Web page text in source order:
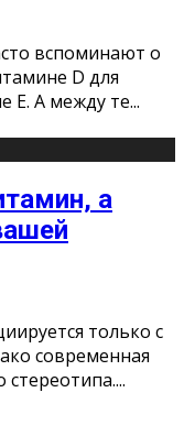
вспоминают о
D для
Е. А между те...
а
только с
современная
стереотипа....